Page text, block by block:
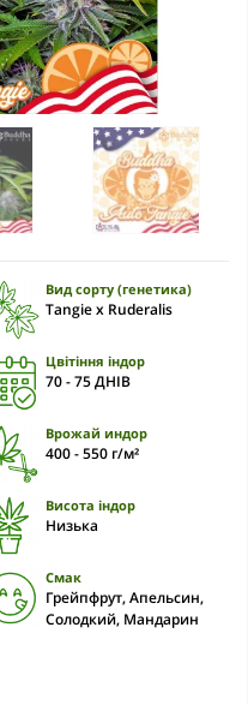
Вид сорту (генетика)
Tangie x Ruderalis
Цвітіння індор
70 - 75 ДНІВ
Врожай индор
400 - 550 г/м²
Висота індор
Низька
Смак
Грейпфрут, Апельсин,
Солодкий, Мандарин